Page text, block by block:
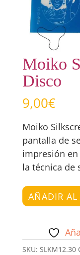
Moiko
Disco
9,00€
Moiko
pantalla de
impresión
la técnica de
Moiko
Silkscreen
cantidad
AÑADIR AL
SKU: SLKM12.30